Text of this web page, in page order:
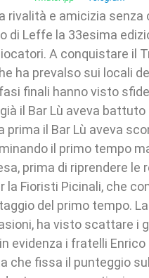
rivalità e amicizia senza
di Leffe la 33esima
A conquistare il
ha prevalso sui locali
finali hanno visto sfide
il Bar Lù aveva battuto
prima il Bar Lù aveva
il primo tempo
prima di riprendere le
Fioristi Picinali, che
del primo tempo. La
ha visto scattare i
evidenza i fratelli Enrico
che fissa il punteggio